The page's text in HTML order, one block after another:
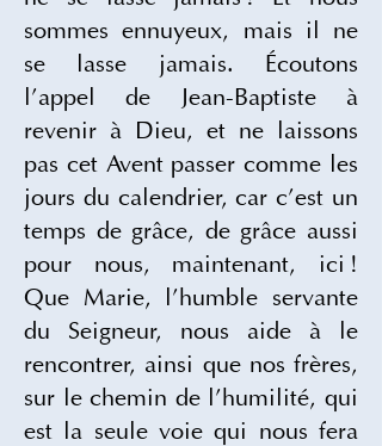
sommes ennuyeux, mais il ne
se lasse jamais. Écoutons
l’appel de Jean-Baptiste à
revenir à Dieu, et ne laissons
pas cet Avent passer comme les
jours du calendrier, car c’est un
temps de grâce, de grâce aussi
pour nous, maintenant, ici !
Que Marie, l’humble servante
du Seigneur, nous aide à le
rencontrer, ainsi que nos frères,
sur le chemin de l’humilité, qui
est la seule voie qui nous fera